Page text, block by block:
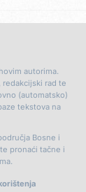
autorima.
rad te
(automatsko)
tekstova na
Bosne i
pronaći tačne i